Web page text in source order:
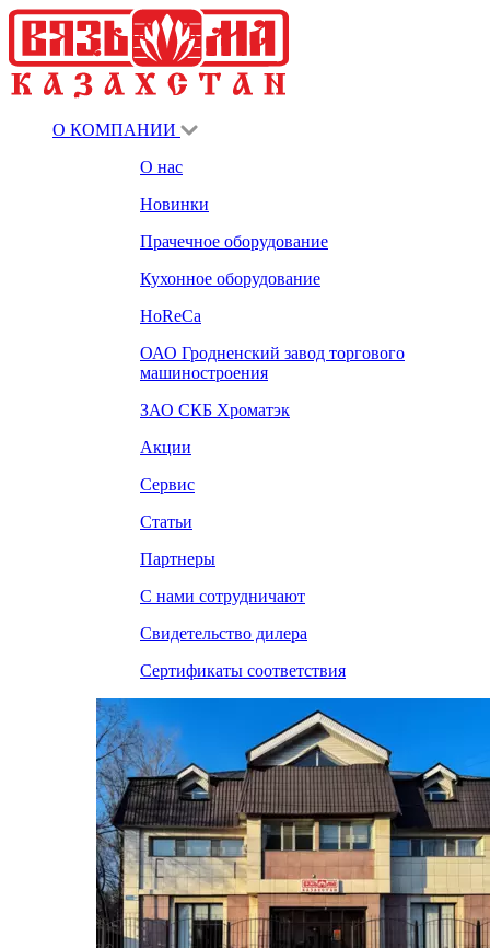
О КОМПАНИИ
О нас
Новинки
Прачечное оборудование
Кухонное оборудование
HoReCa
ОАО Гродненский завод торгового
машиностроения
ЗАО СКБ Хроматэк
Акции
Сервис
Статьи
Партнеры
С нами сотрудничают
Свидетельство дилера
Сертификаты соответствия